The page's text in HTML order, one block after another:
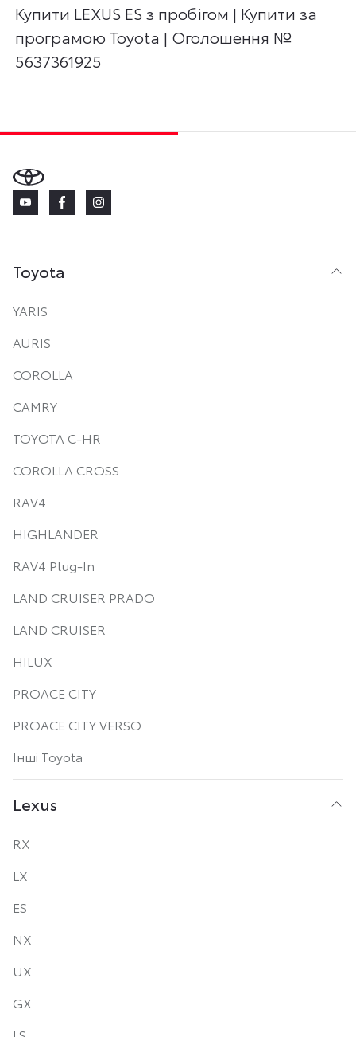
Купити LEXUS ES з пробігом | Купити за
програмою Toyota | Оголошення №
5637361925
Toyota
YARIS
AURIS
COROLLA
CAMRY
TOYOTA C-HR
COROLLA CROSS
RAV4
HIGHLANDER
RAV4 Plug-In
LAND CRUISER PRADO
LAND CRUISER
HILUX
PROACE CITY
PROACE CITY VERSO
Інші Toyota
Lexus
RX
LX
ES
NX
UX
GX